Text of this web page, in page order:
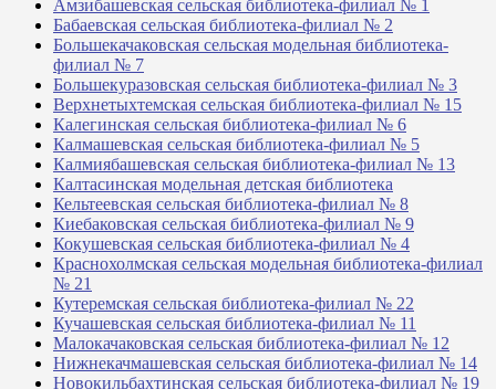
Амзибашевская сельская библиотека-филиал № 1
Бабаевская сельская библиотека-филиал № 2
Большекачаковская сельская модельная библиотека-
филиал № 7
Большекуразовская сельская библиотека-филиал № 3
Верхнетыхтемская сельская библиотека-филиал № 15
Калегинская сельская библиотека-филиал № 6
Калмашевская сельская библиотека-филиал № 5
Калмиябашевская сельская библиотека-филиал № 13
Калтасинская модельная детская библиотека
Кельтеевская сельская библиотека-филиал № 8
Киебаковская сельская библиотека-филиал № 9
Кокушевская сельская библиотека-филиал № 4
Краснохолмская сельская модельная библиотека-филиал
№ 21
Кутеремская сельская библиотека-филиал № 22
Кучашевская сельская библиотека-филиал № 11
Малокачаковская сельская библиотека-филиал № 12
Нижнекачмашевская сельская библиотека-филиал № 14
Новокильбахтинская сельская библиотека-филиал № 19